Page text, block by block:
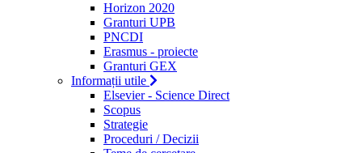
Horizon 2020
Granturi UPB
PNCDI
Erasmus - proiecte
Granturi GEX
Informații utile
Elsevier - Science Direct
Scopus
Strategie
Proceduri / Decizii